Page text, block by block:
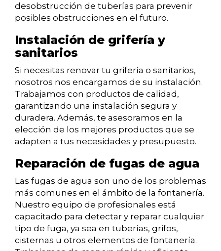
desobstrucción de tuberías para prevenir
posibles obstrucciones en el futuro.
Instalación de grifería y
sanitarios
Si necesitas renovar tu grifería o sanitarios,
nosotros nos encargamos de su instalación.
Trabajamos con productos de calidad,
garantizando una instalación segura y
duradera. Además, te asesoramos en la
elección de los mejores productos que se
adapten a tus necesidades y presupuesto.
Reparación de fugas de agua
Las fugas de agua son uno de los problemas
más comunes en el ámbito de la fontanería.
Nuestro equipo de profesionales está
capacitado para detectar y reparar cualquier
tipo de fuga, ya sea en tuberías, grifos,
cisternas u otros elementos de fontanería.